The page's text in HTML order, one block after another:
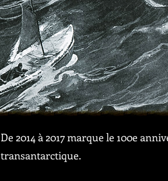
De 2014 à 2017 marque le 100e
transantarctique.